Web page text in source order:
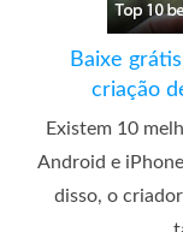
Baixe
criação
Existem 10
Android e
disso, o